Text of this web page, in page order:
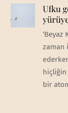
Ufku
‘Beyaz
zaman
bir